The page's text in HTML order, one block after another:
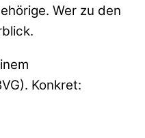
Wer zu den
Konkret: